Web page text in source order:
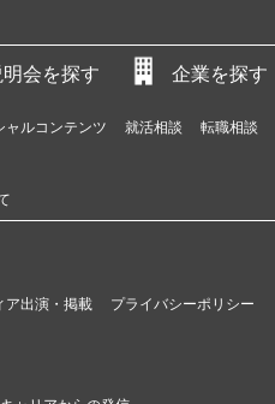
明会を探す 企業を探す
ャルコンテンツ 就活相談 転職相談
ア出演・掲載 プライバシーポリシー